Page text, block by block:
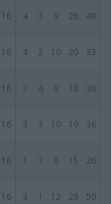
16 4 3 9 28 49
16 4 2 10 20 33
16 3 4 9 18 36
16 3 3 10 19 36
16 1 7 8 15 26
16 3 1 12 28 50